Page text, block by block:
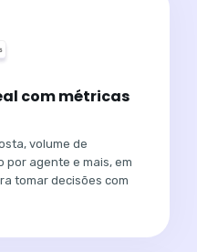
com métricas
volume de
por agente e mais, em
tomar decisões com